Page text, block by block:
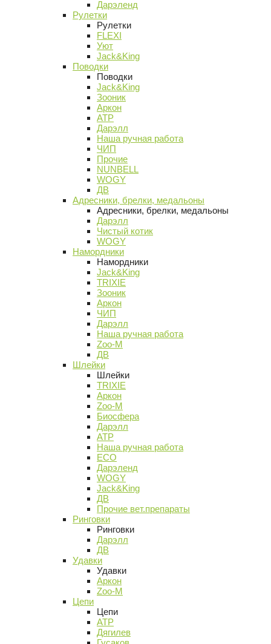
Дарэленд
Рулетки
Рулетки
FLEXI
Уют
Jack&King
Поводки
Поводки
Jack&King
Зооник
Аркон
АТР
Дарэлл
Наша ручная работа
ЧИП
Прочие
NUNBELL
WOGY
ДВ
Адресники, брелки, медальоны
Адресники, брелки, медальоны
Дарэлл
Чистый котик
WOGY
Намордники
Намордники
Jack&King
TRIXIE
Зооник
Аркон
ЧИП
Дарэлл
Наша ручная работа
Zoo-M
ДВ
Шлейки
Шлейки
TRIXIE
Аркон
Zoo-M
Биосфера
Дарэлл
АТР
Наша ручная работа
ECO
Дарэленд
WOGY
Jack&King
ДВ
Прочие вет.препараты
Ринговки
Ринговки
Дарэлл
ДВ
Удавки
Удавки
Аркон
Zoo-M
Цепи
Цепи
АТР
Дягилев